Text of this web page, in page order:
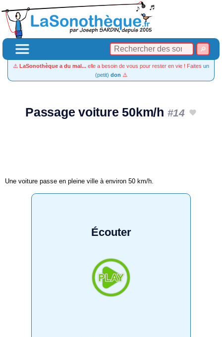
⚠️ LaSonothèque a du mal... elle a besoin de vous pour rester en vie ! Faites un
(petit) don ⚠️
Passage voiture 50km/h #14
Une voiture passe en pleine ville à environ 50 km/h.
Écouter